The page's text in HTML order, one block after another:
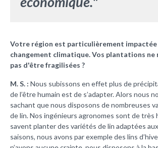
Votre région est particulièrement impactée
changement climatique. Vos plantations
pas d'être fragilisées ?
M. S. : Nous subissons en effet plus de
de l’être humain est de s’adapter. Alors nous
sachant que nous disposons de nombreuses
de lin. Nos ingénieurs agronomes sont de très
savent planter des variétés de lin adaptées
saisons, nous avons par exemple des lins